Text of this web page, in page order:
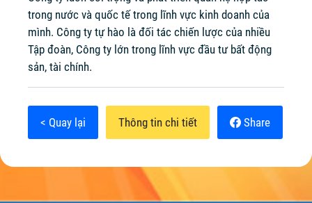
trong nước và quốc tế trong lĩnh vực kinh doanh của
mình. Công ty tự hào là đối tác chiến lược của nhiều
Tập đoàn, Công ty lớn trong lĩnh vực đầu tư bất động
sản, tài chính.
< Quay lại Thông tin chi tiết Share